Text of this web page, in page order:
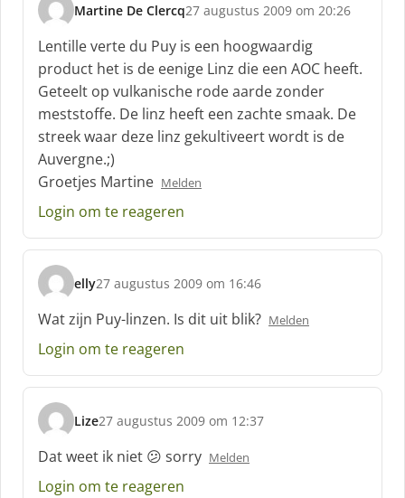
Martine De Clercq
s
c
h
r
e
e
f
:
27 augustus 2009 om 20:26
Lentille verte du Puy is een hoogwaardig
product het is de eenige Linz die een AOC heeft.
Geteelt op vulkanische rode aarde zonder
meststoffe. De linz heeft een zachte smaak. De
streek waar deze linz gekultiveert wordt is de
Auvergne.;)
Groetjes Martine Melden
Login om te reageren
elly
s
c
h
r
e
f
:
27 augustus 2009 om 16:46
Wat zijn Puy-linzen. Is dit uit blik? Melden
Login om te reageren
Lize
s
c
h
r
27 augustus 2009 om 12:37
Dat weet ik niet 😕 sorry Melden
Login om te reageren